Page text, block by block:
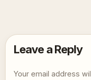
Leave a Reply
Your email address